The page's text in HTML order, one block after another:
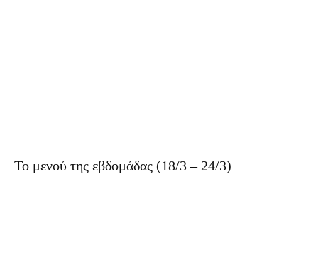
Το μενού της εβδομάδας (18/3 – 24/3)